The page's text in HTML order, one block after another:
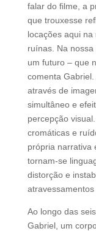
falar do filme, a
que trouxesse
locações aqui
ruínas. Na
um futuro – que
comenta
através de
simultâneo e
percepção
cromáticas e
própria narrativa
tornam-se
distorção e
atravessamentos
Ao longo das
Gabriel, um